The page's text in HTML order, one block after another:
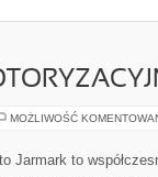
MOŻLIWOŚĆ
Jarmark to